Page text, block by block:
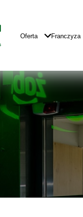
Główna
Nawigacja
Oferta Franczyza